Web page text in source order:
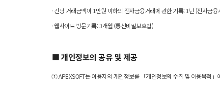
· 건당 거래금액이 1만원 이하의 전자금융거래에 관한 기록: 1년 (전자금
· 웹사이트 방문기록: 3개월 (통신비밀보호법)
■ 개인정보의 공유 및 제공
① APEXSOFT는 이용자의 개인정보를 「개인정보의 수집 및 이용목적